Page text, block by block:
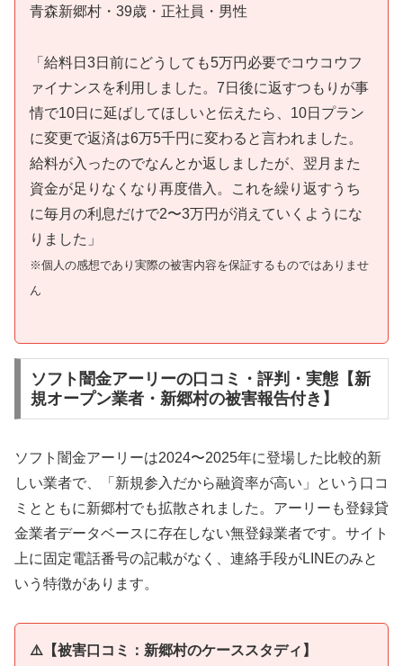
青森新郷村・39歳・正社員・男性
「給料日3日前にどうしても5万円必要でコウコウフ
ァイナンスを利用しました。7日後に返すつもりが事
情で10日に延ばしてほしいと伝えたら、10日プラン
に変更で返済は6万5千円に変わると言われました。
給料が入ったのでなんとか返しましたが、翌月また
資金が足りなくなり再度借入。これを繰り返すうち
に毎月の利息だけで2〜3万円が消えていくようにな
りました」
※個人の感想であり実際の被害内容を保証するものではありませ
ん
ソフト闇金アーリーの口コミ・評判・実態【新
規オープン業者・新郷村の被害報告付き】
ソフト闇金アーリーは2024〜2025年に登場した比較的新
しい業者で、「新規参入だから融資率が高い」という口コ
ミとともに新郷村でも拡散されました。アーリーも登録貸
金業者データベースに存在しない無登録業者です。サイト
上に固定電話番号の記載がなく、連絡手段がLINEのみと
いう特徴があります。
⚠️【被害口コミ：新郷村のケーススタディ】